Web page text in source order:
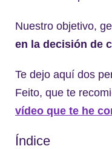
Nuestro objetivo,
en la decisión de
Te dejo aquí dos
Feito, que te
vídeo que te he
Índice